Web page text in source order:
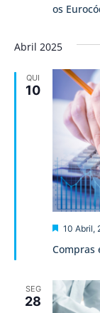
os
Abril 2025
QUI
10
Compras
Destaque
10 Abril,
SEG
28